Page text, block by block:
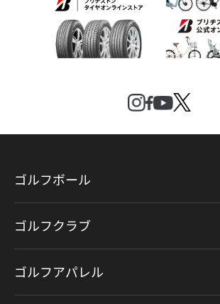
ゴルフボール
ゴルフクラブ
ゴルフアパレル